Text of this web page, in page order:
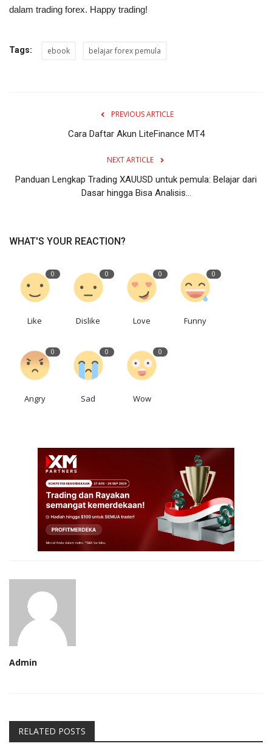
dalam trading forex. Happy trading!
Tags: ebook belajar forex pemula
PREVIOUS ARTICLE
Cara Daftar Akun LiteFinance MT4
NEXT ARTICLE
Panduan Lengkap Trading XAUUSD untuk pemula: Belajar dari
Dasar hingga Bisa Analisis...
WHAT'S YOUR REACTION?
0
Like
0
Dislike
0
Love
0
Funny
0
Angry
0
Sad
0
Wow
Admin
RELATED POSTS